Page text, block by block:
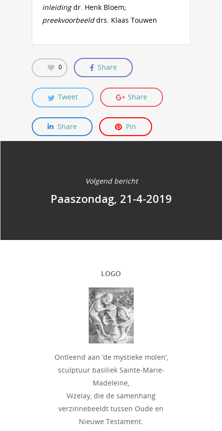
inleidingdr. Henk Bloem;
preekvoorbeelddrs. Klaas Touwen
0 Share
Tweet Share
Share Pin
Volgend bericht
Paaszondag, 21-4-2019
LOGO
Ontleend aan ‘de mystieke molen’,
sculptuur basiliek Sainte-Marie-
Madeleine,
Vézelay, die de samenhang
verzinnebeeldt tussen Oude en
Nieuwe Testament.